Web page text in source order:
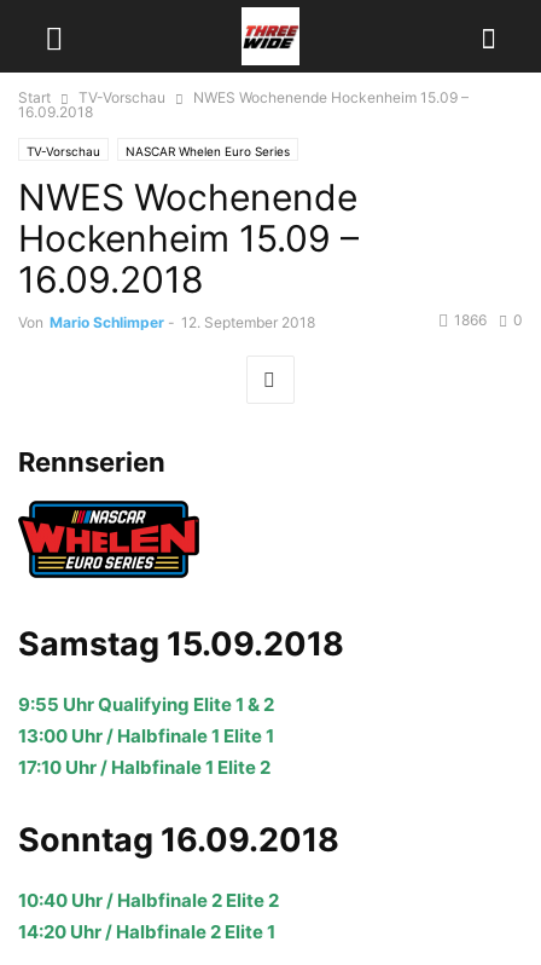
Start TV-Vorschau
NWES Wochenende Hockenheim 15.09 –
16.09.2018
TV-Vorschau NASCAR Whelen Euro Series
NWES Wochenende
Hockenheim 15.09 –
16.09.2018
Von Mario Schlimper - 12. September 2018 0
1866
Rennserien
Samstag 15.09.2018
9:55 Uhr Qualifying Elite 1 & 2
13:00 Uhr / Halbfinale 1 Elite 1
17:10 Uhr / Halbfinale 1 Elite 2
Sonntag 16.09.2018
10:40 Uhr / Halbfinale 2 Elite 2
14:20 Uhr / Halbfinale 2 Elite 1